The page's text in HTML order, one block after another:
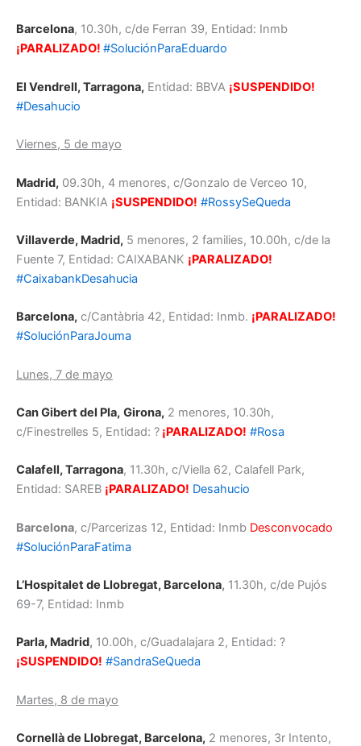
Barcelona, 10.30h, c/de Ferran 39, Entidad: Inmb
¡PARALIZADO! #SoluciónParaEduardo
El Vendrell, Tarragona, Entidad: BBVA ¡SUSPENDIDO!
#Desahucio
Viernes, 5 de mayo
Madrid, 09.30h, 4 menores, c/Gonzalo de Verceo 10,
Entidad: BANKIA ¡SUSPENDIDO! #RossySeQueda
Villaverde, Madrid, 5 menores, 2 families, 10.00h, c/de la
Fuente 7, Entidad: CAIXABANK ¡PARALIZADO!
#CaixabankDesahucia
Barcelona, c/Cantàbria 42, Entidad: Inmb. ¡PARALIZADO!
#SoluciónParaJouma
Lunes, 7 de mayo
Can Gibert del Pla, Girona, 2 menores, 10.30h,
c/Finestrelles 5, Entidad: ? ¡PARALIZADO! #Rosa
Calafell, Tarragona, 11.30h, c/Viella 62, Calafell Park,
Entidad: SAREB ¡PARALIZADO! Desahucio
Barcelona, c/Parcerizas 12, Entidad: Inmb Desconvocado
#SoluciónParaFatima
L’Hospitalet de Llobregat, Barcelona, 11.30h, c/de Pujós
69-7, Entidad: Inmb
Parla, Madrid, 10.00h, c/Guadalajara 2, Entidad: ?
¡SUSPENDIDO! #SandraSeQueda
Martes, 8 de mayo
Cornellà de Llobregat, Barcelona, 2 menores, 3r Intento,